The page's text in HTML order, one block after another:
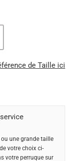
de Taille ici
une grande taille
votre choix ci-
votre perruque sur